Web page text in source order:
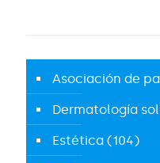
Asociación de
Dermatología
Estética (104)